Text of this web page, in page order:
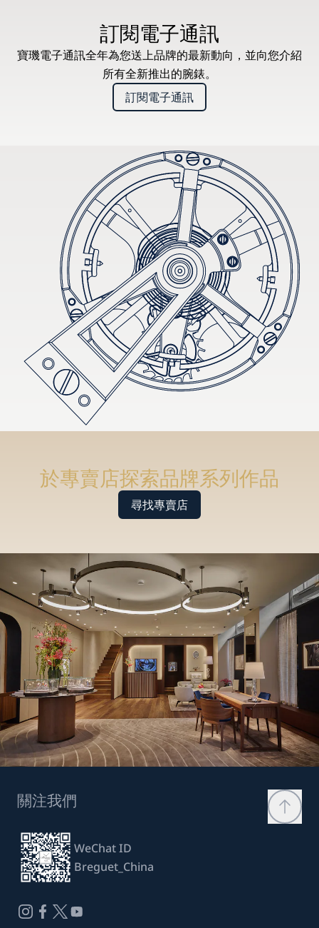
訂閱電子通訊
寶璣電子通訊全年為您送上品牌的最新動向，並向您介紹
所有全新推出的腕錶。
訂閱電子通訊
於專賣店探索品牌系列作品
尋找專賣店
關注我們
WeChat ID
Breguet_China